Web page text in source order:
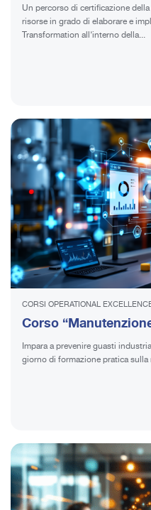
Un percorso di certificazione
risorse in grado di elaborare e
Transformation all’interno della...
CORSI OPERATIONAL
Corso
Impara a prevenire guasti
giorno di formazione pratica